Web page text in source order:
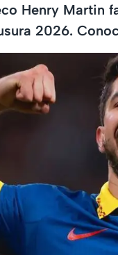
Henry Martin
2026.